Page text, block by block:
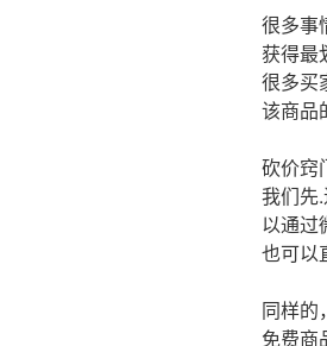
很多事
获得最
很多买
该商品
砍价窍
我们先
以通过
也可以
同样的
免费商